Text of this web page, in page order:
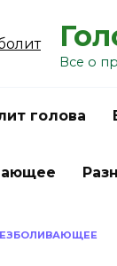
Все о
голова